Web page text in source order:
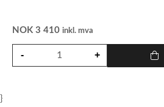
NOK 3 410 inkl. mva
}